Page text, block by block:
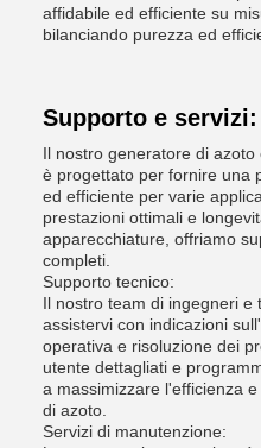
affidabile ed efficiente su
bilanciando purezza ed
Supporto e servizi:
Il nostro generatore di
è progettato per fornire una
ed efficiente per varie
prestazioni ottimali e
apparecchiature, offriamo
completi.
Supporto tecnico:
Il nostro team di ingegneri e
assistervi con indicazioni
operativa e risoluzione dei
utente dettagliati e
a massimizzare l'efficienza
di azoto.
Servizi di manutenzione: